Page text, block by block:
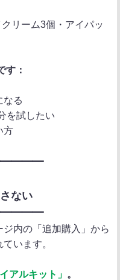
リーム3個・アイパッ
す：
なる
を試したい
方
ない
内の「追加購入」から
います。
アルキット」 。